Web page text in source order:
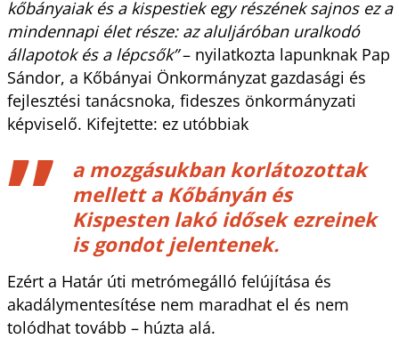
kőbányaiak és a kispestiek egy részének sajnos ez a
mindennapi élet része: az aluljáróban uralkodó
állapotok és a lépcsők”– nyilatkozta lapunknak Pap
Sándor, a Kőbányai Önkormányzat gazdasági és
fejlesztési tanácsnoka, fideszes önkormányzati
képviselő. Kifejtette: ez utóbbiak
a mozgásukban korlátozottak
mellett a Kőbányán és
Kispesten lakó idősek ezreinek
is gondot jelentenek.
Ezért a Határ úti metrómegálló felújítása és
akadálymentesítése nem maradhat el és nem
tolódhat tovább – húzta alá.